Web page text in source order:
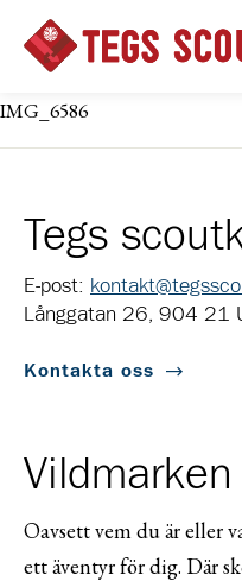
IMG_6586
Tegs
E-post:
Långgatan 26, 904 21
Kontakta oss
Oavsett vem du är eller
ett äventyr för dig. Där